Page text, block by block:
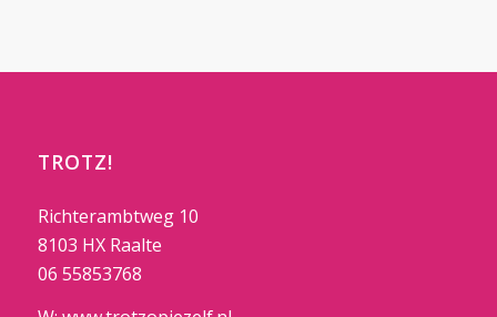
TROTZ!
Richterambtweg 10
8103 HX Raalte
06 55853768